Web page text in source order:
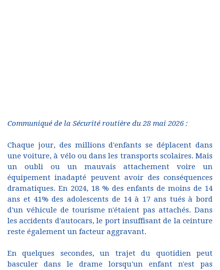
Communiqué de la Sécurité routière du 28 mai 2026 :
Chaque jour, des millions d'enfants se déplacent dans
une voiture, à vélo ou dans les transports scolaires. Mais
un oubli ou un mauvais attachement voire un
équipement inadapté peuvent avoir des conséquences
dramatiques. En 2024, 18 % des enfants de moins de 14
ans et 41% des adolescents de 14 à 17 ans tués à bord
d'un véhicule de tourisme n'étaient pas attachés. Dans
les accidents d'autocars, le port insuffisant de la ceinture
reste également un facteur aggravant.
En quelques secondes, un trajet du quotidien peut
basculer dans le drame lorsqu'un enfant n'est pas